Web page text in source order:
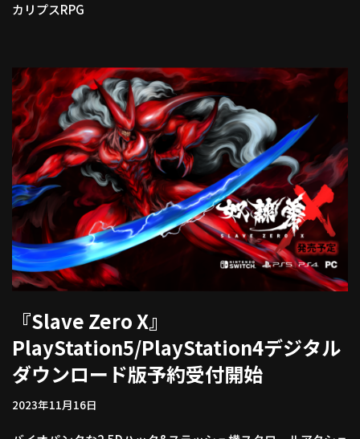
カリプスRPG
『Slave Zero X』
PlayStation5/PlayStation4デジタル
ダウンロード版予約受付開始
2023年11月16日